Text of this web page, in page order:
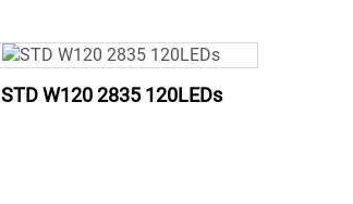
STD W120 2835 120LEDs